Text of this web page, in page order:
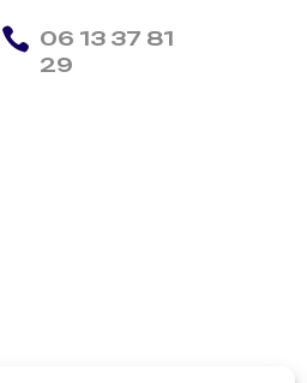
 06 13 37 81
29